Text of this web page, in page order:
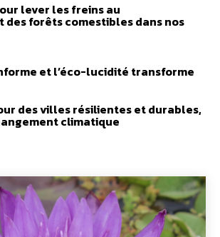
lever les freins au
des forêts comestibles dans nos
et l’éco-lucidité transforme
des villes résilientes et durables,
climatique